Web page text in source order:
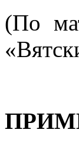
(По